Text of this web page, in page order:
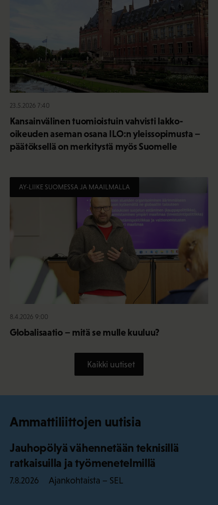
23.5.2026 7:40
Kansainvälinen tuomioistuin vahvisti lakko-
oikeuden aseman osana ILO:n yleissopimusta –
päätöksellä on merkitystä myös Suomelle
AY-LIIKE SUOMESSA JA MAAILMALLA
8.4.2026 9:00
Globalisaatio – mitä se mulle kuuluu?
Kaikki uutiset
Ammattiliittojen uutisia
Jauhopölyä vähennetään teknisillä
ratkaisuilla ja työmenetelmillä
7.8.2026 Ajankohtaista – SEL